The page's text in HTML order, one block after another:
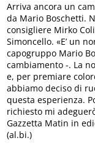
Arriva ancora un
da Mario Boschetti.
consigliere Mirko
Simoncello. «E’ un
capogruppo Mario
cambiamento -. La
e, per premiare
abbiamo deciso di
questa esperienza.
richiesto mi
Gazzetta Matin in
(al.bi.)